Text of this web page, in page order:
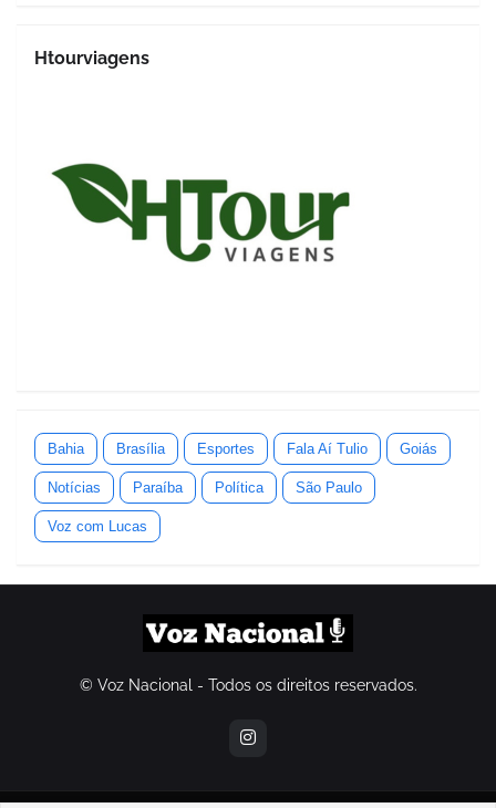
Htourviagens
Bahia Brasília Esportes Fala Aí Tulio Goiás
Notícias Paraíba Política São Paulo
Voz com Lucas
© Voz Nacional - Todos os direitos reservados.